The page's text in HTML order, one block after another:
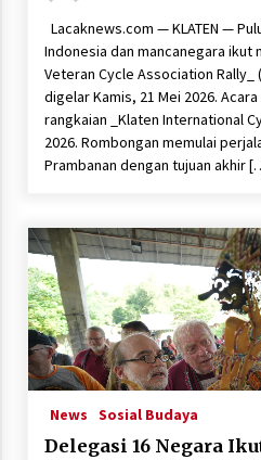
Lacaknews.com — KLATEN —
Indonesia dan mancanegara ikut
Veteran Cycle Association Rally_
digelar Kamis, 21 Mei 2026.
rangkaian _Klaten International
2026. Rombongan memulai
Prambanan dengan tujuan akhir
News Sosial Budaya
Delegasi 16 Negara